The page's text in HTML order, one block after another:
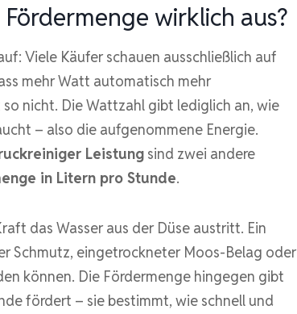
wirklich aus?
Viele Käufer schauen ausschließlich auf
mehr Watt automatisch mehr
nicht. Die Wattzahl gibt lediglich an, wie
– also die aufgenommene Energie.
Leistung sind zwei andere
in Litern pro Stunde.
das Wasser aus der Düse austritt. Ein
Schmutz, eingetrockneter Moos-Belag oder
können. Die Fördermenge hingegen gibt
fördert – sie bestimmt, wie schnell und